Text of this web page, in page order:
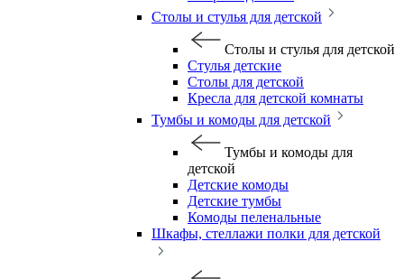
Столы и стулья для детской
Столы и стулья для детской
Стулья детские
Столы для детской
Кресла для детской комнаты
Тумбы и комоды для детской
Тумбы и комоды для
детской
Детские комоды
Детские тумбы
Комоды пеленальные
Шкафы, стеллажи полки для детской